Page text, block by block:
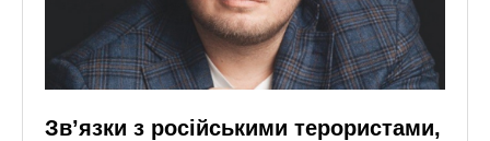
Звʼязки з російськими терористами,